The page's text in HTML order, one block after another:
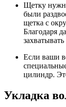
Щетку
были
щетка с
Благодаря
Если ваши
цилиндр.
Укладка